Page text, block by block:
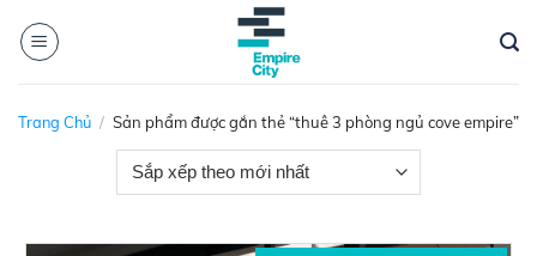
Trang Chủ / Sản phẩm được gắn thẻ “thuê 3 phòng ngủ cove empire”